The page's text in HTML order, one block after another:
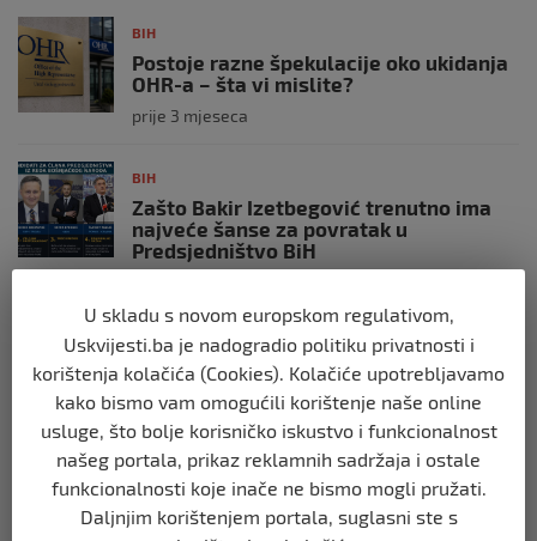
BIH
Postoje razne špekulacije oko ukidanja
OHR-a – šta vi mislite?
prije 3 mjeseca
BIH
Zašto Bakir Izetbegović trenutno ima
najveće šanse za povratak u
Predsjedništvo BiH
BIH
Demantij Federalnog ministarstva
unutrašnjih poslova
prije 5 mjeseci
BIH
Akcija SIPA-e: Pretresaju se stambeni i
U skladu s novom europskom regulativom,
Uskvijesti.ba je nadogradio politiku privatnosti i
korištenja kolačića (Cookies). Kolačiće upotrebljavamo
kako bismo vam omogućili korištenje naše online
usluge, što bolje korisničko iskustvo i funkcionalnost
našeg portala, prikaz reklamnih sadržaja i ostale
funkcionalnosti koje inače ne bismo mogli pružati.
Daljnjim korištenjem portala, suglasni ste s